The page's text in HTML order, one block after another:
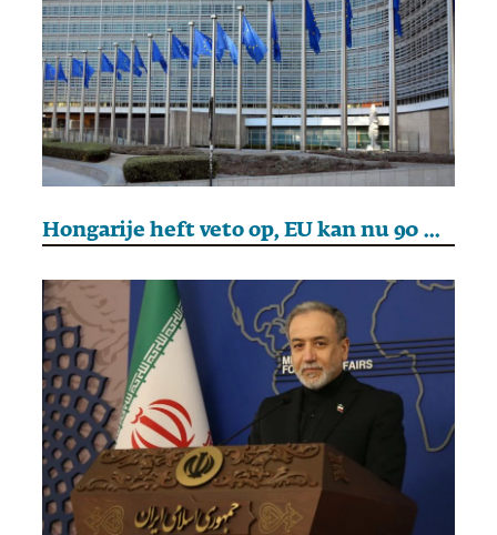
Hongarije heft veto op, EU kan nu 90 miljard euro aan Oekraïne uitlenen